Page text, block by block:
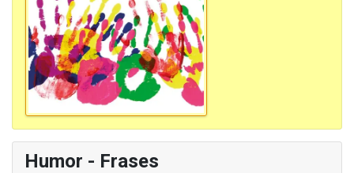
Humor - Frases